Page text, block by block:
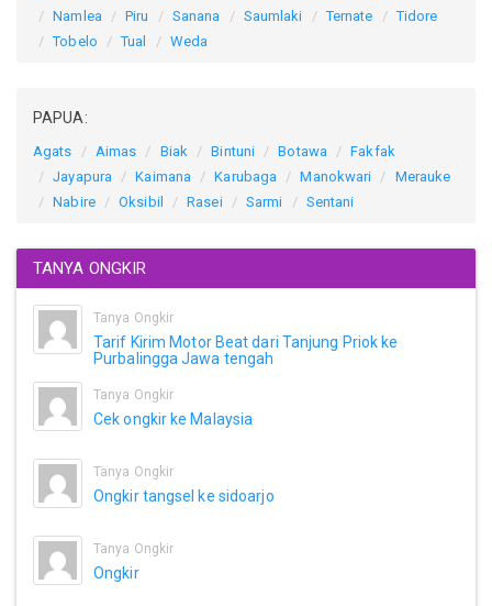
Namlea
Piru Sanana Saumlaki Ternate
Tidore
Tobelo
Tual Weda
PAPUA:
Agats Aimas Biak Bintuni Botawa
Fakfak
Jayapura
Kaimana Karubaga Manokwari
Merauke
Nabire
Oksibil Rasei Sarmi Sentani
TANYA ONGKIR
Tanya Ongkir
Tarif Kirim Motor Beat dari Tanjung Priok ke
Purbalingga Jawa tengah
Tanya Ongkir
Cek ongkir ke Malaysia
Tanya Ongkir
Ongkir tangsel ke sidoarjo
Tanya Ongkir
Ongkir